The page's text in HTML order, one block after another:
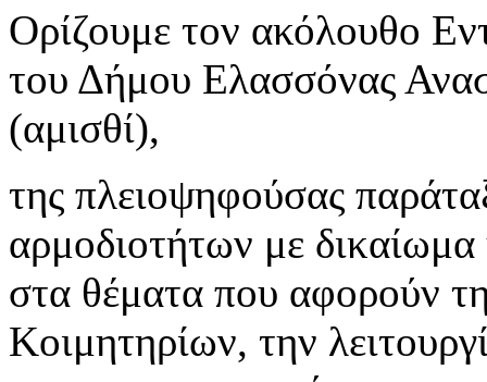
Ορίζουμε τον ακόλουθο
του Δήμου Ελασσόνας
(αμισθί),
της πλειοψηφούσας
αρμοδιοτήτων με
στα θέματα που αφορούν
Κοιμητηρίων, την